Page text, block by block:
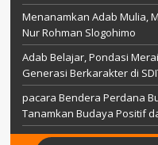
Menanamkan Adab Mulia,
Nur Rohman Slogohimo
Adab Belajar, Pondasi
Generasi Berkarakter di
pacara Bendera Perdana
Tanamkan Budaya Positif